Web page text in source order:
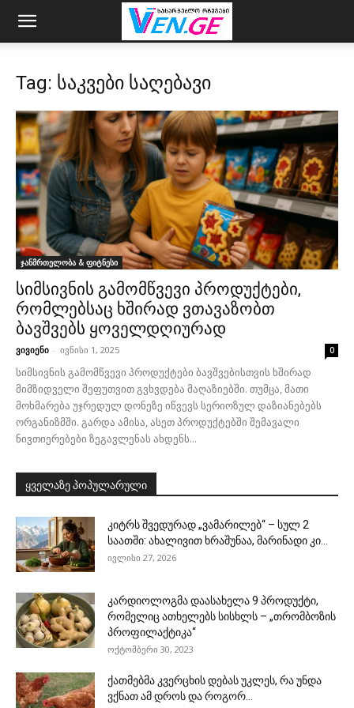
Tag: საკვები საღებავი
ჯანმრთელობა & ფიტნესი
სიმსივნის გამომწვევი პროდუქტები,
რომლებსაც ხშირად ვთავაზობთ
ბავშვებს ყოველდღიურად
ვივიენი - ივნისი 1, 2025 0
სიმსივნის გამომწვევი პროდუქტები ბავშვებისთვის ხშირად
მიმზიდველი შეფუთვით გვხვდება მაღაზიებში. თუმცა, მათი
მოხმარება უჯრედულ დონეზე იწვევს სერიოზულ დაზიანებებს
ორგანიზმში. გარდა ამისა, ასეთ პროდუქტებში შემავალი
ნივთიერებები ზეგავლენას ახდენს...
ყველაზე პოპულარული
კიტრს შვედურად „ვამარილებ“ – სულ 2
საათში: ახალივით ხრაშუნაა, მარინადი კი...
ივლისი 27, 2026
კარდიოლოგმა დაასახელა 9 პროდუქტი,
რომელიც ათხელებს სისხლს – „თრომბოზის
პროფილაქტიკა“
ოქტომბერი 30, 2023
ქათმებმა კვერცხის დებას უკლეს, რა უნდა
ვქნათ ამ დროს და როგორ...